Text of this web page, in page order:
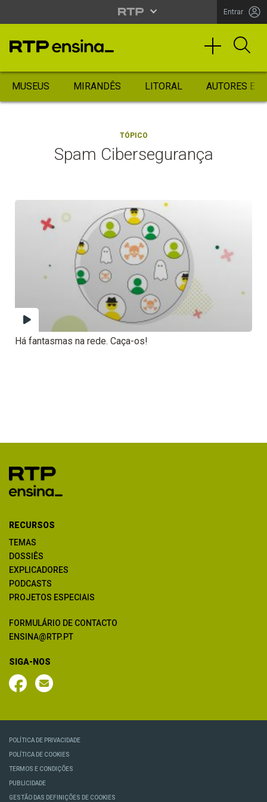
Entrar
MUSEUS MIRANDÊS LITORAL AUTORES
TÓPICO
Spam Cibersegurança
Há fantasmas na rede. Caça-os!
RECURSOS
TEMAS
DOSSIÊS
EXPLICADORES
PODCASTS
PROJETOS ESPECIAIS
FORMULÁRIO DE CONTACTO
ENSINA@RTP.PT
SIGA-NOS
POLÍTICA DE PRIVACIDADE
POLÍTICA DE COOKIES
TERMOS E CONDIÇÕES
PUBLICIDADE
GESTÃO DAS DEFINIÇÕES DE COOKIES